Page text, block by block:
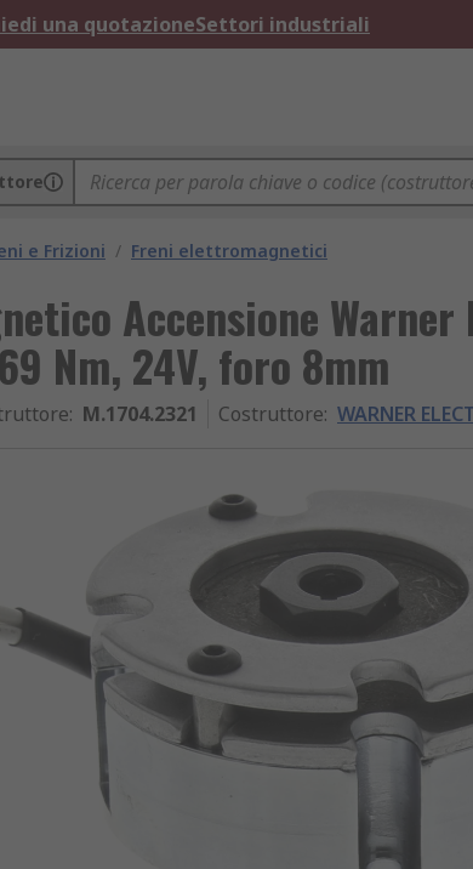
una quotazioneSettori industriali
e Frizioni / Freni elettromagnetici
Accensione
Nm, 24V, foro 8mm
: M.1704.2321 Costruttore: WARNER